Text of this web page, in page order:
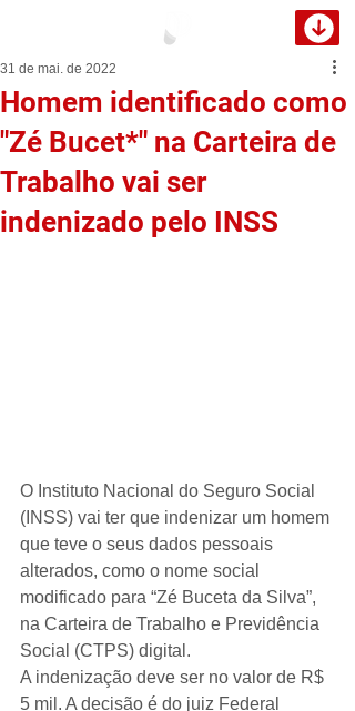
Homem identificado como
"Zé Bucet*" na Carteira de
Trabalho vai ser
indenizado pelo INSS
31 de mai. de 2022
O Instituto Nacional do Seguro Social
(INSS) vai ter que indenizar um homem
que teve o seus dados pessoais
alterados, como o nome social
modificado para “Zé Buceta da Silva”,
na Carteira de Trabalho e Previdência
Social (CTPS) digital.
A indenização deve ser no valor de R$
5 mil. A decisão é do juiz Federal